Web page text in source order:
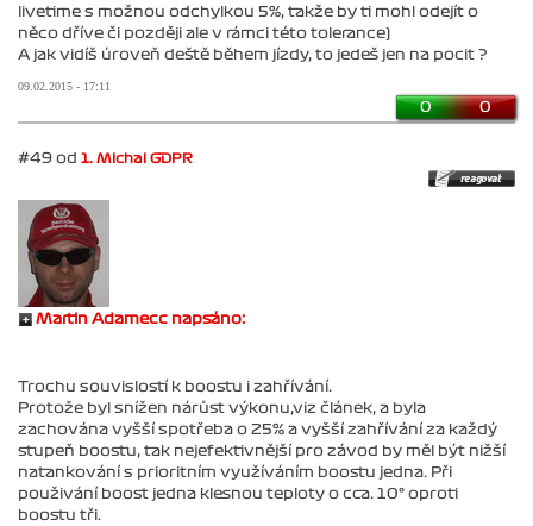
livetime s možnou odchylkou 5%, takže by ti mohl odejít o
něco dříve či později ale v rámci této tolerance)
A jak vidíš úroveň deště během jízdy, to jedeš jen na pocit ?
09.02.2015 - 17:11
0 0
#49 od 1. Michal GDPR
Martin Adamecc napsáno:
Trochu souvislostí k boostu i zahřívání.
Protože byl snížen nárůst výkonu,viz článek, a byla
zachována vyšší spotřeba o 25% a vyšší zahřívání za každý
stupeň boostu, tak nejefektivnější pro závod by měl být nižší
natankování s prioritním využíváním boostu jedna. Při
použivání boost jedna klesnou teploty o cca. 10° oproti
boostu tři.